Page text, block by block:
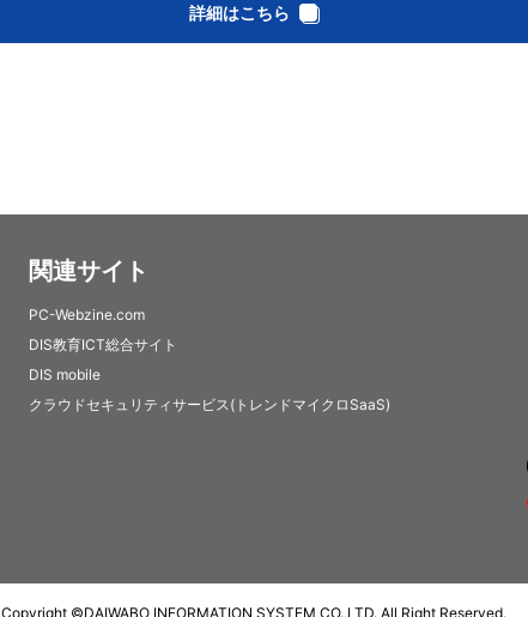
詳細はこちら
関連サイト
PC-Webzine.com
DIS教育ICT総合サイト
DIS mobile
クラウドセキュリティサービス(トレンドマイクロSaaS)
Copyright ©DAIWABO INFORMATION SYSTEM CO.,LTD. All Right Reserved.